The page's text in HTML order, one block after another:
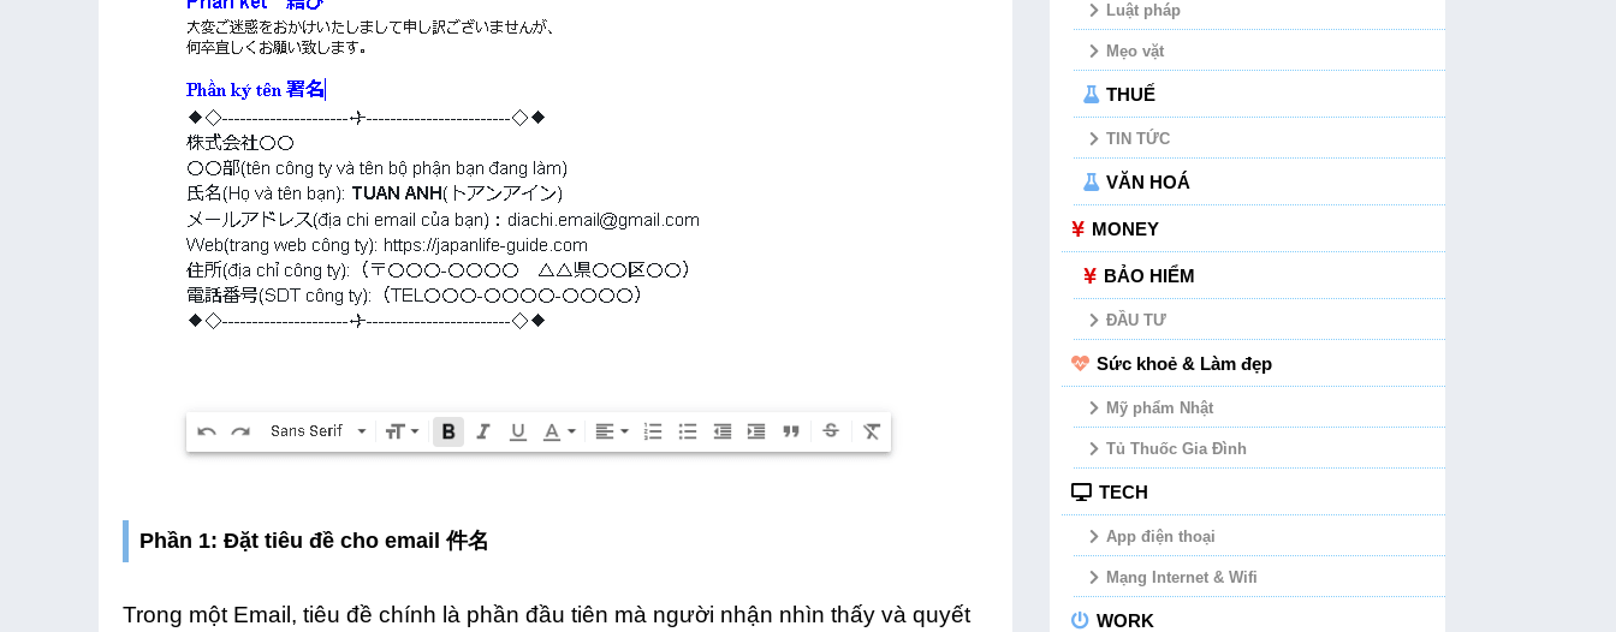
Phần 1: Đặt tiêu đề cho email 件名
Trong một Email, tiêu đề chính là phần đầu tiên mà người nhận nhìn thấy và quyết
Luật pháp
Mẹo vặt
THUẾ
TIN TỨC
VĂN HOÁ
MONEY
BẢO HIỂM
ĐẦU TƯ
Sức khoẻ & Làm đẹp
Mỹ phẩm Nhật
Tủ Thuốc Gia Đình
TECH
App điện thoại
Mạng Internet & Wifi
WORK